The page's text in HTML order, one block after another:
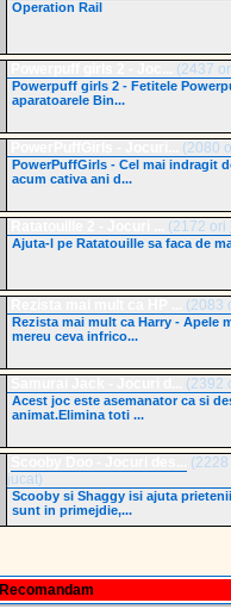
Operation Rail
(2437
Powerpuff girls 2 - Fetitele
aparatoarele Bin...
(2080
PowerPuffGirls - Cel mai indragit
acum cativa ani d...
(2172 ori
Ajuta-l pe Ratatouille sa faca de
(2083
Rezista mai mult ca Harry - Apele
mereu ceva infrico...
(2392
Acest joc este asemanator ca si
animat.Elimina toti ...
(2228
jucat)
Scooby si Shaggy isi ajuta
sunt in primejdie,...
Recomandam